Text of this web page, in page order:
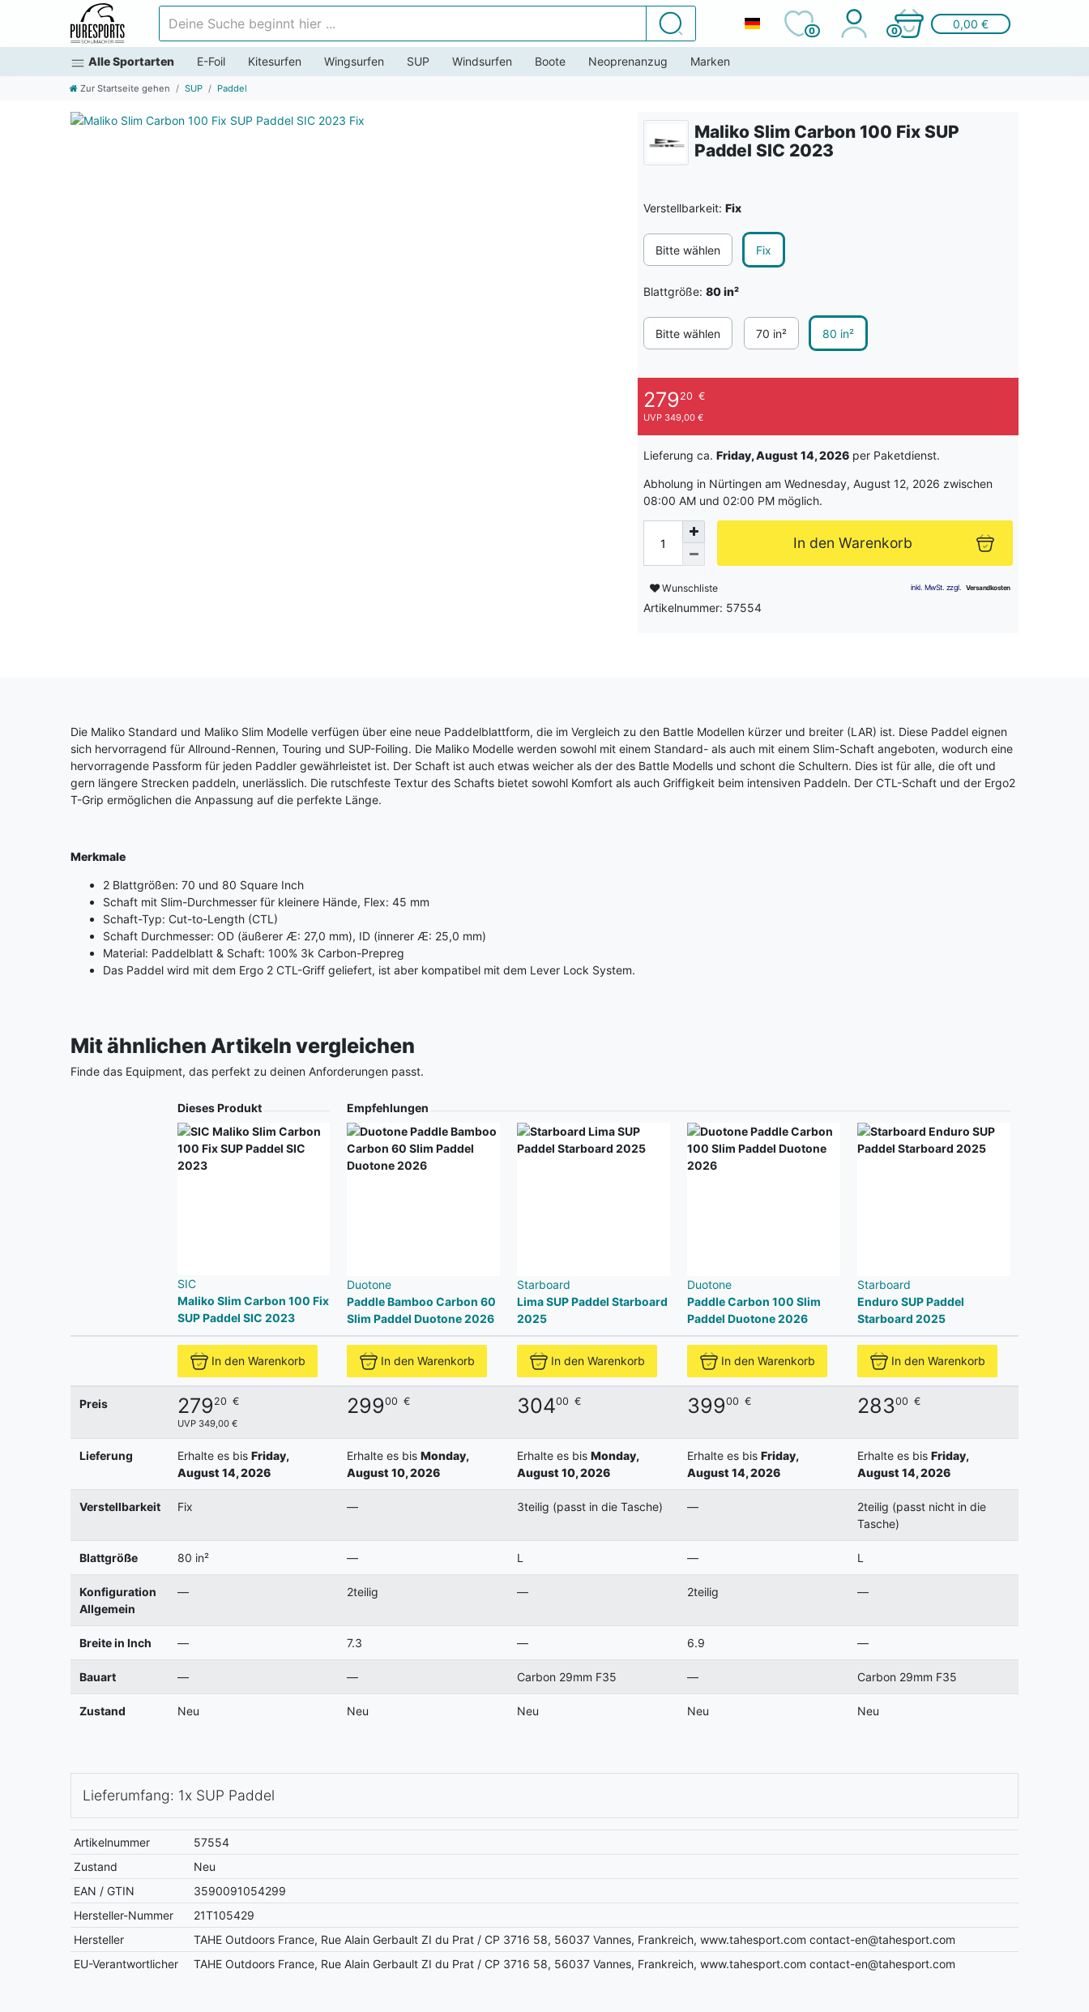
Suchen
0 0
0,00 €
Alle Sportarten E-Foil Kitesurfen Wingsurfen SUP Windsurfen Boote Neoprenanzug Marken
Zur Startseite gehen SUP Paddel
Maliko Slim Carbon 100 Fix SUP
Paddel SIC 2023
Verstellbarkeit: Fix
Bitte wählen Fix
Blattgröße: 80 in²
Bitte wählen 70 in² 80 in²
279 20 €
UVP 349,00 €
Lieferung ca. Friday, August 14, 2026 per Paketdienst.
Abholung in Nürtingen am Wednesday, August 12, 2026 zwischen
08:00 AM und 02:00 PM möglich.
In den Warenkorb
Wunschliste
Artikelnummer: 57554
Die Maliko Standard und Maliko Slim Modelle verfügen über eine neue Paddelblattform, die im Vergleich zu den Battle Modellen kürzer und breiter (LAR) ist. Diese Paddel eignen
sich hervorragend für Allround-Rennen, Touring und SUP-Foiling. Die Maliko Modelle werden sowohl mit einem Standard- als auch mit einem Slim-Schaft angeboten, wodurch eine
hervorragende Passform für jeden Paddler gewährleistet ist. Der Schaft ist auch etwas weicher als der des Battle Modells und schont die Schultern. Dies ist für alle, die oft und
gern längere Strecken paddeln, unerlässlich. Die rutschfeste Textur des Schafts bietet sowohl Komfort als auch Griffigkeit beim intensiven Paddeln. Der CTL-Schaft und der Ergo2
T-Grip ermöglichen die Anpassung auf die perfekte Länge.
Merkmale
2 Blattgrößen: 70 und 80 Square Inch
Schaft mit Slim-Durchmesser für kleinere Hände, Flex: 45 mm
Schaft-Typ: Cut-to-Length (CTL)
Schaft Durchmesser: OD (äußerer Æ: 27,0 mm), ID (innerer Æ: 25,0 mm)
Material: Paddelblatt & Schaft: 100% 3k Carbon-Prepreg
Das Paddel wird mit dem Ergo 2 CTL-Griff geliefert, ist aber kompatibel mit dem Lever Lock System.
Mit ähnlichen Artikeln vergleichen
Finde das Equipment, das perfekt zu deinen Anforderungen passt.
Dieses Produkt
SIC
Maliko Slim Carbon 100 Fix
SUP Paddel SIC 2023
Empfehlungen
Duotone
Paddle Bamboo Carbon 60
Slim Paddel Duotone 2026
Starboard
Lima SUP Paddel Starboard
2025
Duotone
Paddle Carbon 100 Slim
Paddel Duotone 2026
Starboard
Enduro SUP Paddel
Starboard 2025
In den Warenkorb In den Warenkorb In den Warenkorb In den Warenkorb In den Warenkorb
Preis 279 20 €
UVP 349,00 €
29900 € 30400 € 39900 € 28300 €
Lieferung Erhalte es bis Friday,
August 14, 2026
Erhalte es bis Monday,
August 10, 2026
Erhalte es bis Monday,
August 10, 2026
Erhalte es bis Friday,
August 14, 2026
Erhalte es bis Friday,
August 14, 2026
Verstellbarkeit Fix — 3teilig (passt in die Tasche) —
2teilig (passt nicht in die
Tasche)
Blattgröße 80 in² — L — L
Konfiguration
Allgemein
— 2teilig — 2teilig —
Breite in Inch — 7.3 — 6.9 —
Bauart — — Carbon 29mm F35 — Carbon 29mm F35
Zustand Neu Neu Neu Neu Neu
Lieferumfang: 1x SUP Paddel
Artikelnummer
57554
Zustand
Neu
EAN / GTIN
3590091054299
Hersteller-Nummer
21T105429
Hersteller
TAHE Outdoors France, Rue Alain Gerbault ZI du Prat / CP 3716 58, 56037 Vannes, Frankreich, www.tahesport.com contact-en@tahesport.com
EU-Verantwortlicher
TAHE Outdoors France, Rue Alain Gerbault ZI du Prat / CP 3716 58, 56037 Vannes, Frankreich, www.tahesport.com contact-en@tahesport.com